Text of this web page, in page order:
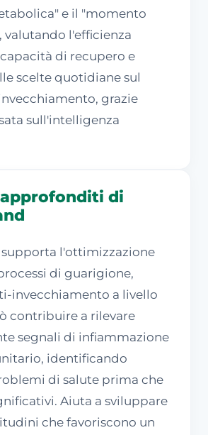
e il "momento
valutando l'efficienza
di recupero e
scelte quotidiane sul
grazie
sull'intelligenza
di
l'ottimizzazione
di guarigione,
invecchiamento a livello
contribuire a rilevare
segnali di infiammazione
identificando
di salute prima che
Aiuta a sviluppare
che favoriscono un